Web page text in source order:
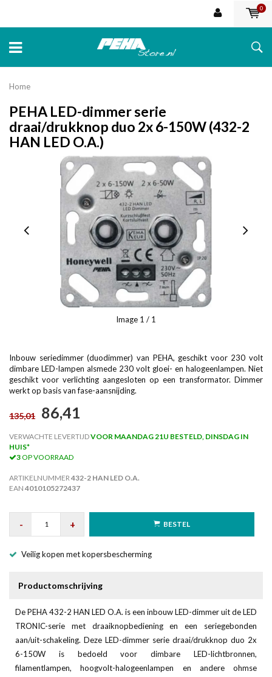
0
Home
PEHA LED-dimmer serie
draai/drukknop duo 2x 6-150W (432-2
HAN LED O.A.)
Image 1 / 1
Inbouw seriedimmer (duodimmer) van PEHA, geschikt voor 230 volt
dimbare LED-lampen alsmede 230 volt gloei- en halogeenlampen. Niet
geschikt voor verlichting aangesloten op een transformator. Dimmer
werkt op basis van fase-aansnijding.
135,01 86,41
VERWACHTE LEVERTIJDVOOR MAANDAG 21U BESTELD, DINSDAG IN
HUIS*
3OP VOORRAAD
ARTIKELNUMMER432-2 HAN LED O.A.
EAN 4010105272437
- + BESTEL
Veilig kopen met kopersbescherming
Productomschrijving
De PEHA 432-2 HAN LED O.A. is een inbouw LED-dimmer uit de LED
TRONIC-serie met draaiknopbediening en een seriegebonden
aan/uit-schakeling. Deze LED-dimmer serie draai/drukknop duo 2x
6-150W is bedoeld voor dimbare LED-lichtbronnen,
filamentlampen, hoogvolt-halogeenlampen en andere ohmse